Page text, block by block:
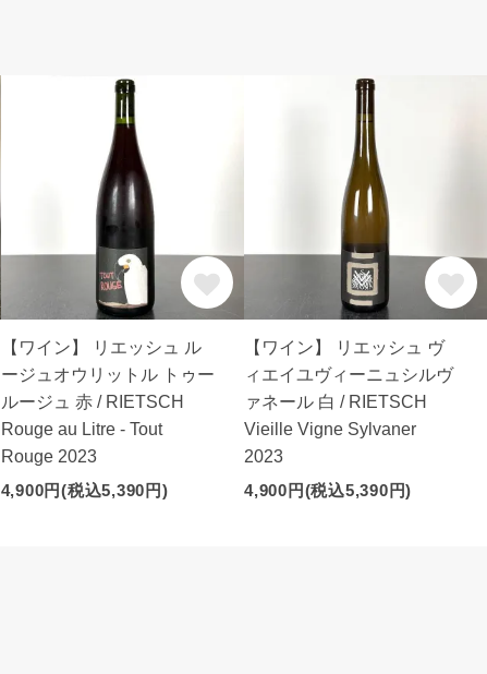
【ワイン】 リエッシュ ル
ージュオウリットル トゥー
ルージュ 赤 / RIETSCH
Rouge au Litre - Tout
Rouge 2023
4,900円(税込5,390円)
【ワイン】 リエッシュ ヴ
ィエイユヴィーニュシルヴ
ァネール 白 / RIETSCH
Vieille Vigne Sylvaner
2023
4,900円(税込5,390円)